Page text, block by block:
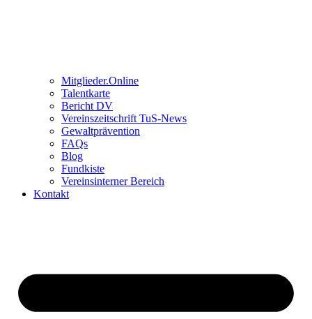
Mitglieder.Online
Talentkarte
Bericht DV
Vereinszeitschrift TuS-News
Gewaltprävention
FAQs
Blog
Fundkiste
Vereinsinterner Bereich
Kontakt